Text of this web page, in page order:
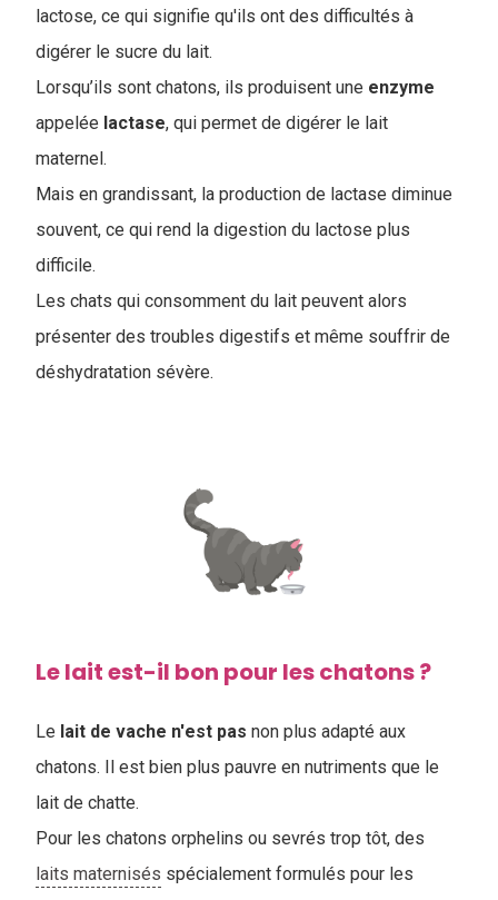
lactose, ce qui signifie qu'ils ont des difficultés à
digérer le sucre du lait.
Lorsqu’ils sont chatons, ils produisent une enzyme
appelée lactase, qui permet de digérer le lait
maternel.
Mais en grandissant, la production de lactase diminue
souvent, ce qui rend la digestion du lactose plus
difficile.
Les chats qui consomment du lait peuvent alors
présenter des troubles digestifs et même souffrir de
déshydratation sévère.
Le lait est-il bon pour les chatons ?
Le lait de vache n'est pas non plus adapté aux
chatons. Il est bien plus pauvre en nutriments que le
lait de chatte.
Pour les chatons orphelins ou sevrés trop tôt, des
laits maternisés spécialement formulés pour les